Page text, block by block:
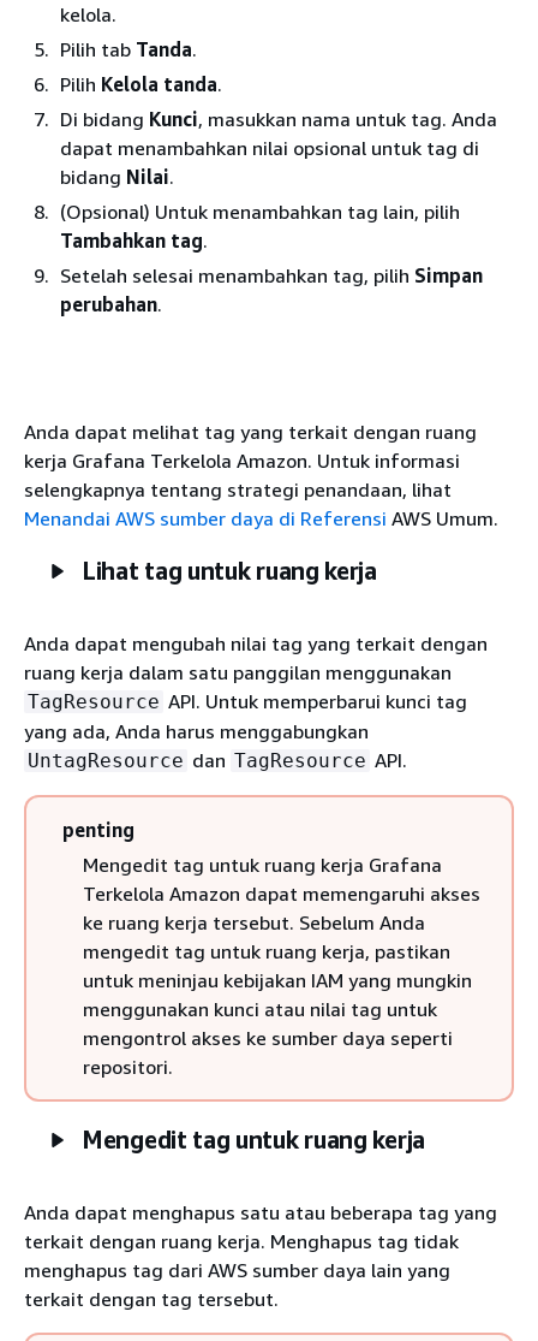
kelola.
Pilih tab Tanda.
Pilih Kelola tanda.
Di bidang Kunci, masukkan nama untuk tag. Anda
dapat menambahkan nilai opsional untuk tag di
bidang Nilai.
(Opsional) Untuk menambahkan tag lain, pilih
Tambahkan tag.
Setelah selesai menambahkan tag, pilih Simpan
perubahan.
Anda dapat melihat tag yang terkait dengan ruang
kerja Grafana Terkelola Amazon. Untuk informasi
selengkapnya tentang strategi penandaan, lihat
Menandai AWS sumber daya di Referensi AWS Umum.
Lihat tag untuk ruang kerja
Anda dapat mengubah nilai tag yang terkait dengan
ruang kerja dalam satu panggilan menggunakan
TagResource API. Untuk memperbarui kunci tag
yang ada, Anda harus menggabungkan
UntagResource dan TagResource API.
penting
Mengedit tag untuk ruang kerja Grafana
Terkelola Amazon dapat memengaruhi akses
ke ruang kerja tersebut. Sebelum Anda
mengedit tag untuk ruang kerja, pastikan
untuk meninjau kebijakan IAM yang mungkin
menggunakan kunci atau nilai tag untuk
mengontrol akses ke sumber daya seperti
repositori.
Mengedit tag untuk ruang kerja
Anda dapat menghapus satu atau beberapa tag yang
terkait dengan ruang kerja. Menghapus tag tidak
menghapus tag dari AWS sumber daya lain yang
terkait dengan tag tersebut.